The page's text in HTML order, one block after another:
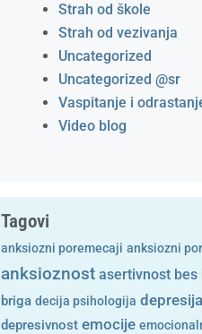
Strah od škole
Strah od vezivanja
Uncategorized
Uncategorized @sr
Vaspitanje i
Video blog
Tagovi
anksiozni poremecaji anksiozni
anksioznost asertivnost bes
briga decija psihologija depresija
depresivnost emocije